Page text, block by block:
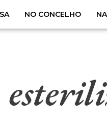
NO CONCELHO